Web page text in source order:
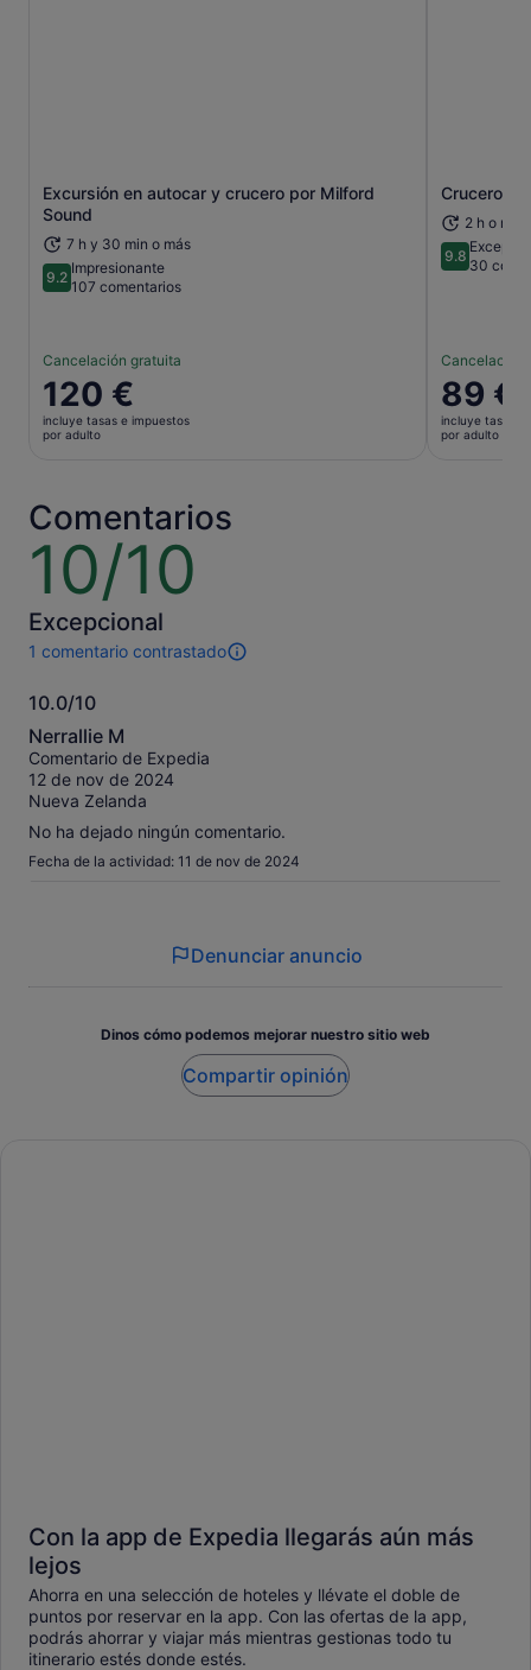
Excursión en autocar y crucero por Milford
Sound
7 h y 30 min o más
9.29.2 sobre 10
Impresionante
107 comentarios
Cancelación gratuita
El
precio
es
por
adulto
120 €
incluye tasas e impuestos
por adulto
Se abre en una pestaña nueva
Crucero
2 h o más
9.89.8 sobre
30
Cancelación
El
precio
es
89 €
incluye tasas e
por adulto
Comentarios
10/10
10
sobre
10
Excepcional
1 comentario contrastado
1 comentario
esta
actividad.
Más
información
sobre
nuestros
comentarios
contrastados.
10.0/10
10.0
sobre
10
Nerrallie M
Comentario de Expedia
12 de nov de 2024
Nueva Zelanda
No ha dejado ningún comentario.
Fecha de la actividad: 11 de nov de 2024
Denunciar anuncio
Dinos cómo podemos mejorar nuestro sitio web
Compartir opinión
Con la app de Expedia llegarás aún más
lejos
Ahorra en una selección de hoteles y llévate el doble de
puntos por reservar en la app. Con las ofertas de la app,
podrás ahorrar y viajar más mientras gestionas todo tu
itinerario estés donde estés.